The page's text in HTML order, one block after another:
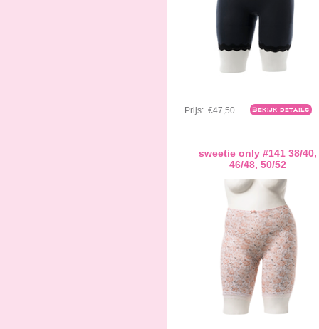
Prijs: €47,50 Bekijk details
sweetie only #141 38/40,
46/48, 50/52